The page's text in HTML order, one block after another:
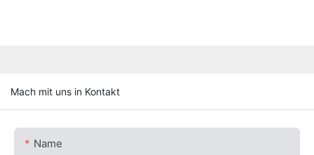
Mach mit uns in Kontakt
Name